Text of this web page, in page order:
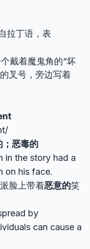
拉丁语，表
戴着魔鬼角的“坏
叉号，旁边写着
；恶毒的
in the story had a
on his face.
脸上带着恶意的笑
by
can cause a